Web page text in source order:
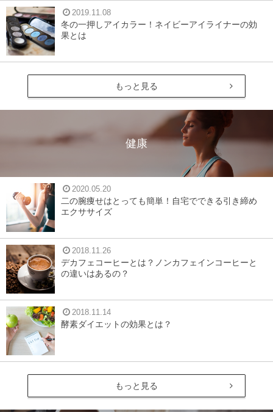
2019.11.08
冬の一押しアイカラー！ネイビーアイライナーの効
果とは
もっと見る
健康
2020.05.20
二の腕痩せはとっても簡単！自宅でできる引き締め
エクササイズ
2018.11.26
デカフェコーヒーとは？ノンカフェインコーヒーと
の違いはあるの？
2018.11.14
酵素ダイエットの効果とは？
もっと見る